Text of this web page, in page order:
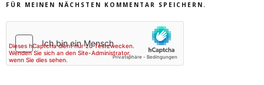
FÜR MEINEN NÄCHSTEN KOMMENTAR SPEICHERN.